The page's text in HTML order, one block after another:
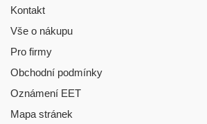
Kontakt
Vše o nákupu
Pro firmy
Obchodní podmínky
Oznámení EET
Mapa stránek